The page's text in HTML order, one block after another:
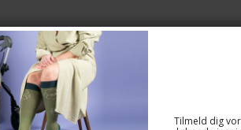
Embolistrømper AGH,
Tilmeld dig